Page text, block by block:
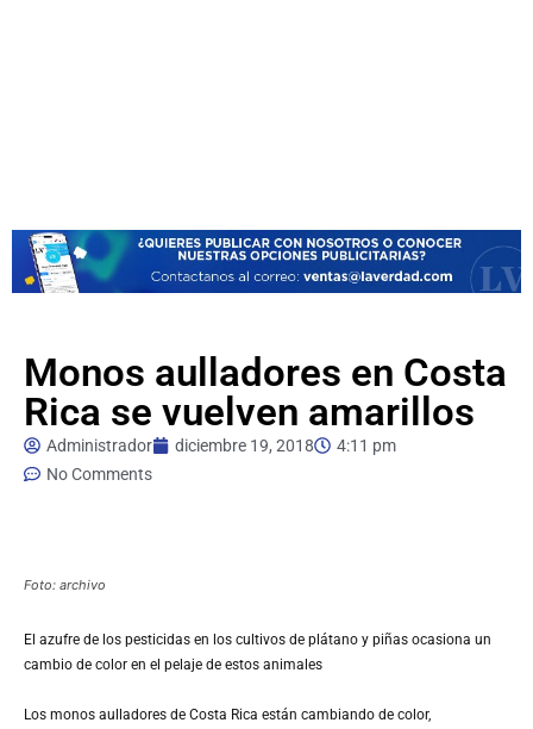
Monos aulladores en Costa
Rica se vuelven amarillos
Administrador diciembre 19, 2018
4:11 pm
No Comments
Foto: archivo
El azufre de los pesticidas en los cultivos de plátano y piñas ocasiona un
cambio de color en el pelaje de estos animales
Los monos aulladores de Costa Rica están cambiando de color,